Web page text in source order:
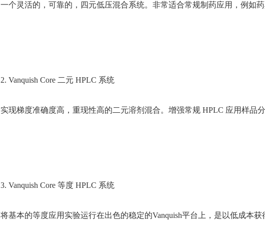
一个灵活的，可靠的，四元低压混合系统。非常适合常规制药应用，例如药
2. Vanquish Core 二元 HPLC 系统
实现梯度准确度高，重现性高的二元溶剂混合。增强常规 HPLC 应用样品
3. Vanquish Core 等度 HPLC 系统
将基本的等度应用实验运行在出色的稳定的Vanquish平台上，是以低成本获